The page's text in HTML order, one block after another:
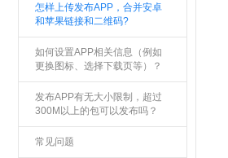
怎样上传发布APP，合并安卓
和苹果链接和二维码?
如何设置APP相关信息（例如
更换图标、选择下载页等）？
发布APP有无大小限制，超过
300M以上的包可以发布吗？
常见问题